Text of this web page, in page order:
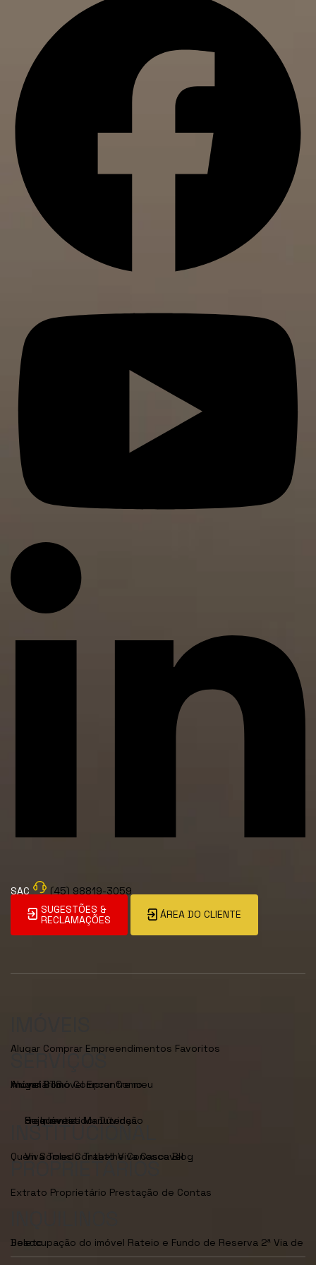
SAC
(45) 98819-3059
SUGESTÕES &
RECLAMAÇÕES
ÁREA DO CLIENTE
Alugar Comprar Empreendimentos Favoritos
SERVIÇOS
Anunciar Imóvel
Encontre meu Imóvel Como Comprar
Como Alugar BTS
Seja Investidor
Dúvidas Frequentes
Manutenção de Imóveis
INSTITUCIONAL
Quem Somos Contato Viva Cascavel
Viva Toledo Trabalhe Conosco Blog
PROPRIETÁRIOS
Extrato Proprietário Prestação de Contas
Desocupação do imóvel Rateio e Fundo de Reserva
2ª Via de Boleto